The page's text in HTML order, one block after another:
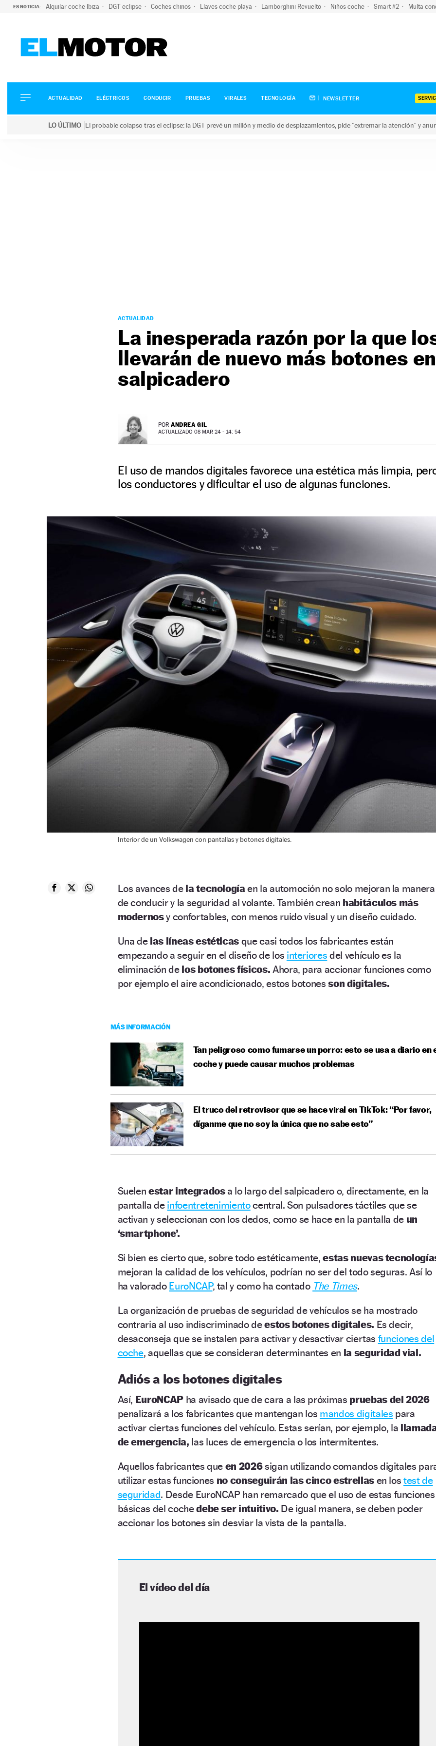
ES NOTICIA: Alquilar coche Ibiza DGT eclipse Coches chinos Llaves coche playa Lamborghini Revuelto Niños coche Smart #2 Multa
ELÉCTRICOS
CONDUCIR
ACTUALIDAD ELÉCTRICOS CONDUCIR PRUEBAS VIRALES TECNOLOGÍA NEWSLETTER
LO ÚLTIMO El probable colapso tras el eclipse: la DGT prevé un millón y medio de desplazamientos, pide “extremar la atención” y
ACTUALIDAD
La inesperada razón por la que
llevarán de nuevo más botones
salpicadero
POR ANDREA GIL
ACTUALIZADO 08 MAR 24 - 14: 54
El uso de mandos digitales favorece una estética más limpia,
los conductores y dificultar el uso de algunas funciones.
Interior de un Volkswagen con pantallas y botones digitales.
Los avances dela tecnología en la automoción no solo mejoran la manera
de conducir y la seguridad al volante. También crean habitáculos más
modernosy confortables, con menos ruido visual y un diseño cuidado.
Una de las líneas estéticas que casi todos los fabricantes están
empezando a seguir en el diseño de los interiores del vehículo es la
eliminación de los botones físicos. Ahora, para accionar funciones como
por ejemplo el aire acondicionado, estos botonesson digitales.
MÁS INFORMACIÓN
Tan peligroso como fumarse un porro: esto se usa a diario en
coche y puede causar muchos problemas
El truco del retrovisor que se hace viral en TikTok: “Por favor,
díganme que no soy la única que no sabe esto”
Suelenestar integradosa lo largo del salpicadero o, directamente, en la
pantalla de infoentretenimientocentral. Son pulsadores táctiles que se
activan y seleccionan con los dedos, como se hace en la pantalla de un
‘smartphone’.
Si bien es cierto que, sobre todo estéticamente,estas nuevas
mejoran la calidad de los vehículos, podrían no ser del todo seguras. Así lo
ha valorado EuroNCAP, tal y como ha contado The Times.
La organización de pruebas de seguridad de vehículos se ha mostrado
contraria al uso indiscriminado deestos botones digitales. Es decir,
desaconseja que se instalen para activar y desactivar ciertas funciones del
coche, aquellas que se consideran determinantes en la seguridad vial.
Adiós a los botones digitales
Así, EuroNCAPha avisado que de cara a las próximas pruebas del 2026
penalizará a los fabricantes que mantengan los mandos digitales para
activar ciertas funciones del vehículo. Estas serían, por ejemplo, la
de emergencia, las luces de emergencia o los intermitentes.
Aquellos fabricantes que en 2026sigan utilizando comandos digitales
utilizar estas funciones no conseguirán las cinco estrellasen lostest de
seguridad. Desde EuroNCAP han remarcado que el uso de estas funciones
básicas del cochedebe ser intuitivo. De igual manera, se deben poder
accionar los botones sin desviar la vista de la pantalla.
El vídeo del día